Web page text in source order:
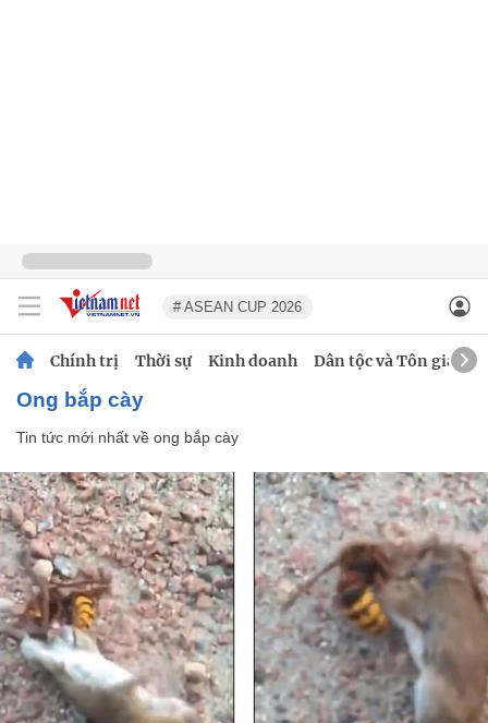
# ASEAN CUP 2026
Chính trị Thời sự Kinh doanh Dân tộc và Tôn giáo
ong bắp cày
Tin tức mới nhất về ong bắp cày